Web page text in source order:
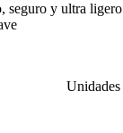
seguro y ultra
Unidades